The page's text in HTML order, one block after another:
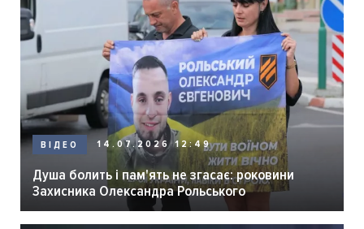
ВІДЕО 14.07.2026 12:49
Душа болить і пам'ять не згасає: роковини
Захисника Олександра Рольського